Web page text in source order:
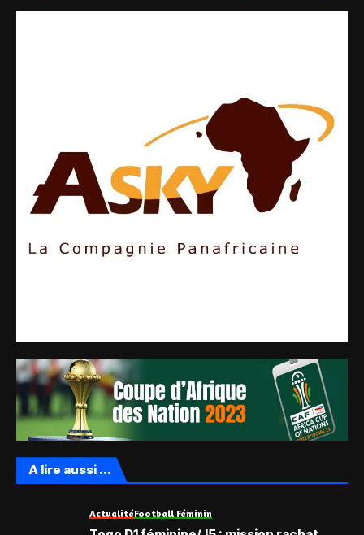
A lire aussi ...
ActualitéFootball Féminin